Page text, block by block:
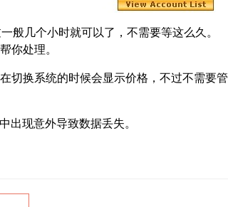
般几个小时就可以了，不需要等这么久。
你处理。
切换系统的时候会显示价格，不过不需要管
出现意外导致数据丢失。